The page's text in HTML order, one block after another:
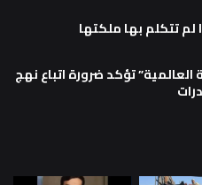
لم تتكلم بها ملكتها
تؤكد ضرورة اتباع نهج